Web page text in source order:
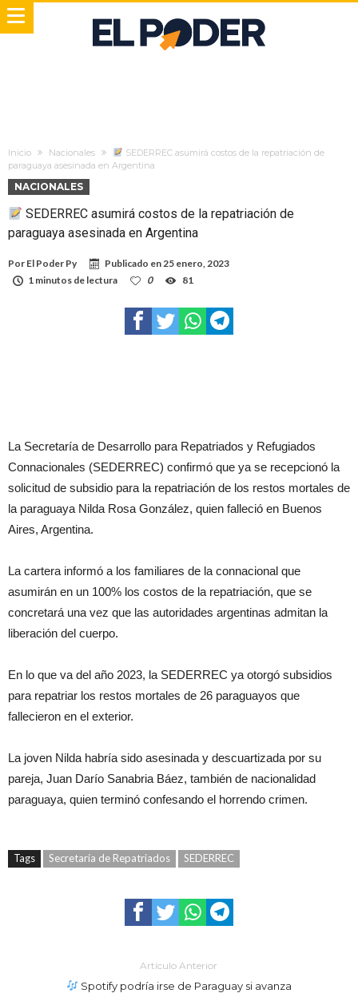
Inicio Nacionales
SEDERREC asumirá costos de la repatriación de
paraguaya asesinada en Argentina
NACIONALES
SEDERREC asumirá costos de la repatriación de
paraguaya asesinada en Argentina
Por El Poder Py Publicado en25 enero, 2023
1 minutos de lectura
0 81
La Secretaría de Desarrollo para Repatriados y Refugiados
Connacionales (SEDERREC) confirmó que ya se recepcionó la
solicitud de subsidio para la repatriación de los restos mortales de
la paraguaya Nilda Rosa González, quien falleció en Buenos
Aires, Argentina.
La cartera informó a los familiares de la connacional que
asumirán en un 100% los costos de la repatriación, que se
concretará una vez que las autoridades argentinas admitan la
liberación del cuerpo.
En lo que va del año 2023, la SEDERREC ya otorgó subsidios
para repatriar los restos mortales de 26 paraguayos que
fallecieron en el exterior.
La joven Nilda habría sido asesinada y descuartizada por su
pareja, Juan Darío Sanabria Báez, también de nacionalidad
paraguaya, quien terminó confesando el horrendo crimen.
Tags Secretaría de Repatriados SEDERREC
Artículo Anterior
Spotify podría irse de Paraguay si avanza